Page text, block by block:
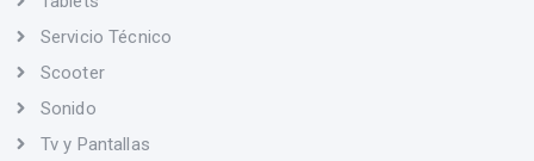
Servicio Técnico
Scooter
Sonido
Tv y Pantallas